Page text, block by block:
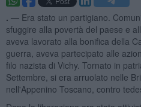
. — Era stato un partigiano.
sfuggire alla povertà del paese e
aveva lavorato alla bonifica della
guerra, aveva partecipato alle
filo nazista di Vichy. Tornato in
Settembre, si era arruolato nelle
nell'Appenino Toscano, contro